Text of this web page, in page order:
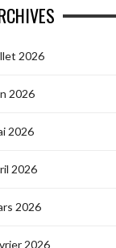
2026
2026
2026
2026
2026
2026